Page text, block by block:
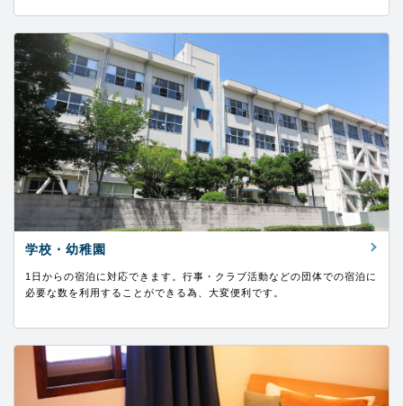
学校・幼稚園
1日からの宿泊に対応できます。行事・クラブ活動などの団体での宿泊に
必要な数を利用することができる為、大変便利です。